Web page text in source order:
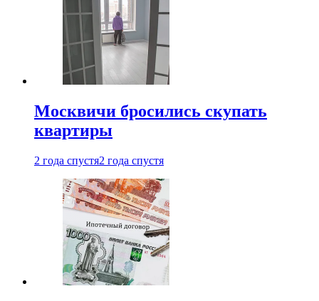
Москвичи бросились скупать
квартиры
2 года спустя2 года спустя